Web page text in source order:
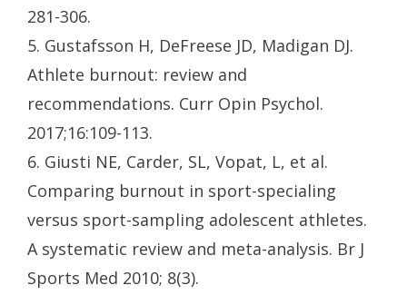
281-306.
5. Gustafsson H, DeFreese JD, Madigan DJ.
Athlete burnout: review and
recommendations. Curr Opin Psychol.
2017;16:109-113.
6. Giusti NE, Carder, SL, Vopat, L, et al.
Comparing burnout in sport-specialing
versus sport-sampling adolescent athletes.
A systematic review and meta-analysis. Br J
Sports Med 2010; 8(3).